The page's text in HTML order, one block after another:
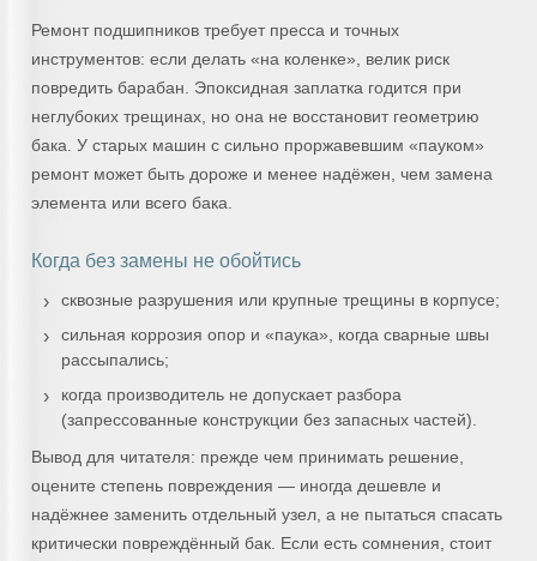
Ремонт подшипников требует пресса и точных
инструментов: если делать «на коленке», велик риск
повредить барабан. Эпоксидная заплатка годится при
неглубоких трещинах, но она не восстановит геометрию
бака. У старых машин с сильно проржавевшим «пауком»
ремонт может быть дороже и менее надёжен, чем замена
элемента или всего бака.
Когда без замены не обойтись
сквозные разрушения или крупные трещины в корпусе;
сильная коррозия опор и «паука», когда сварные швы
рассыпались;
когда производитель не допускает разбора
(запрессованные конструкции без запасных частей).
Вывод для читателя: прежде чем принимать решение,
оцените степень повреждения — иногда дешевле и
надёжнее заменить отдельный узел, а не пытаться спасать
критически повреждённый бак. Если есть сомнения, стоит